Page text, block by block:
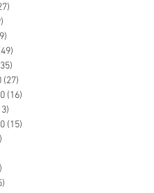
(27)
(16)
(15)